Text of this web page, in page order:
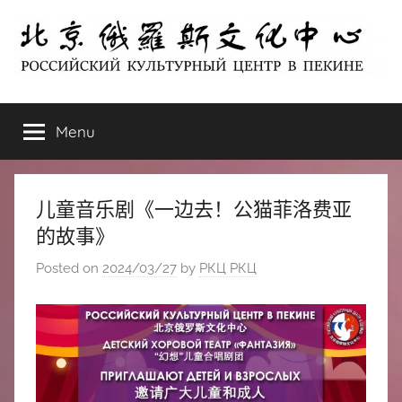
content
北
京
俄
罗
斯
文
ЦЕНТР
В
ПЕКИНЕ
Menu
儿童音乐剧《一边去！公猫菲洛费亚
的故事》
Posted on 2024/03/27 by РКЦ РКЦ